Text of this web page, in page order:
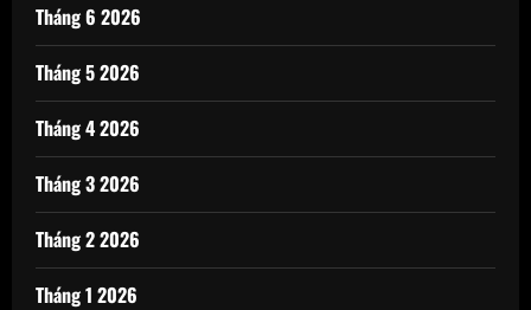
Tháng 6 2026
Tháng 5 2026
Tháng 4 2026
Tháng 3 2026
Tháng 2 2026
Tháng 1 2026